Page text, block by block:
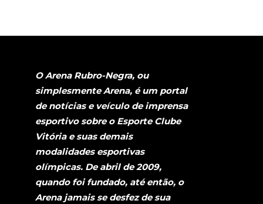
O Arena Rubro-Negra, ou
simplesmente Arena, é um portal
de notícias e veículo de imprensa
esportivo sobre o Esporte Clube
Vitória e suas demais
modalidades esportivas
olímpicas. De abril de 2009,
quando foi fundado, até então, o
Arena jamais se desfez de sua